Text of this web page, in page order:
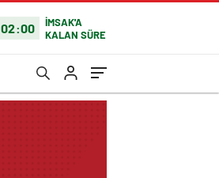
02:00
İMSAK'A
KALAN SÜRE